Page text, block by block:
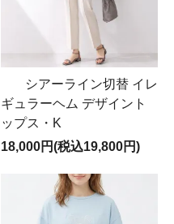
シアーライン切替 イレ
ギュラーヘム デザイント
ップス・K
18,000円(税込19,800円)